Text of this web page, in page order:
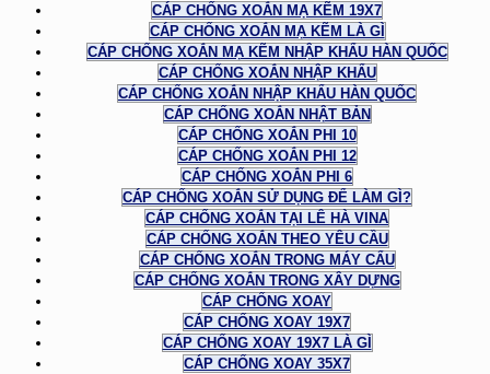
CÁP CHỐNG XOẮN MẠ KẼM 19X7
CÁP CHỐNG XOẮN MẠ KẼM LÀ GÌ
CÁP CHỐNG XOẮN MẠ KẼM NHẬP KHẨU HÀN QUỐC
CÁP CHỐNG XOẮN NHẬP KHẨU
CÁP CHỐNG XOẮN NHẬP KHẨU HÀN QUỐC
CÁP CHỐNG XOẮN NHẬT BẢN
CÁP CHỐNG XOẮN PHI 10
CÁP CHỐNG XOẮN PHI 12
CÁP CHỐNG XOẮN PHI 6
CÁP CHỐNG XOẮN SỬ DỤNG ĐỂ LÀM GÌ?
CÁP CHỐNG XOẮN TẠI LÊ HÀ VINA
CÁP CHỐNG XOẮN THEO YÊU CẦU
CÁP CHỐNG XOẮN TRONG MÁY CẨU
CÁP CHỐNG XOẮN TRONG XÂY DỰNG
CÁP CHỐNG XOAY
CÁP CHỐNG XOAY 19X7
CÁP CHỐNG XOAY 19X7 LÀ GÌ
CÁP CHỐNG XOAY 35X7